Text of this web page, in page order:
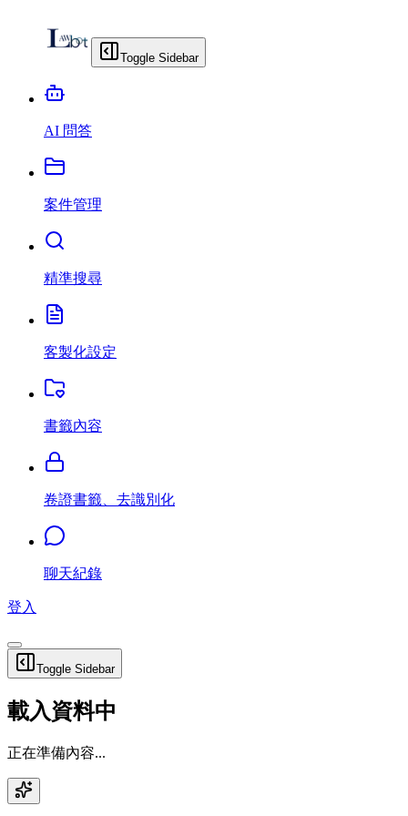
Toggle Sidebar
AI 問答
案件管理
精準搜尋
客製化設定
書籤內容
卷證書籤、去識別化
聊天紀錄
登入
Toggle Sidebar
載入資料中
正在準備內容...